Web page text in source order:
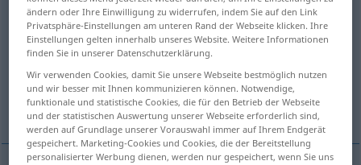
Strahlungf <Strahlung;Strahlungen>
Übersicht aller Übersetzungen
(Für mehr Details die Übersetzung anklicken/antippen)
radiation
ändern oder Ihre Einwilligung zu widerrufen, indem Sie auf den Link
Privatsphäre-Einstellungen am unteren Rand der Webseite klicken. Ihre
Einstellungen gelten innerhalb unseres Website. Weitere Informationen
finden Sie in unserer Datenschutzerklärung.
Wir verwenden Cookies, damit Sie unsere Webseite bestmöglich nutzen
und wir besser mit Ihnen kommunizieren können. Notwendige,
funktionale und statistische Cookies, die für den Betrieb der Webseite
und der statistischen Auswertung unserer Webseite erforderlich sind,
werden auf Grundlage unserer Vorauswahl immer auf Ihrem Endgerät
gespeichert. Marketing-Cookies und Cookies, die der Bereitstellung
personalisierter Werbung dienen, werden nur gespeichert, wenn Sie uns